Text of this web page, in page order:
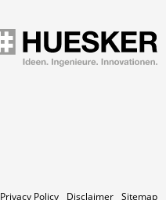
Privacy Policy Disclaimer Sitemap